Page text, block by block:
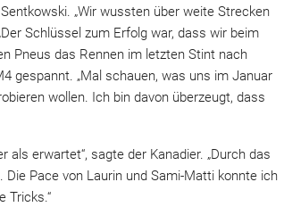
„Wir wussten über weite Strecken
Schlüssel zum Erfolg war, dass wir beim
Pneus das Rennen im letzten Stint nach
gespannt. „Mal schauen, was uns im Januar
wollen. Ich bin davon überzeugt, dass
erwartet“, sagte der Kanadier. „Durch das
Pace von Laurin und Sami-Matti konnte ich
Tricks.“